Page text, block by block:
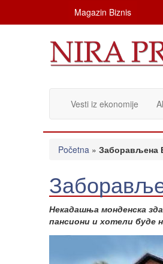
Magazin Biznis
Vesti iz ekonomije
Početna » Заборављена
Некадашња монденска
пансиони и хотели буде